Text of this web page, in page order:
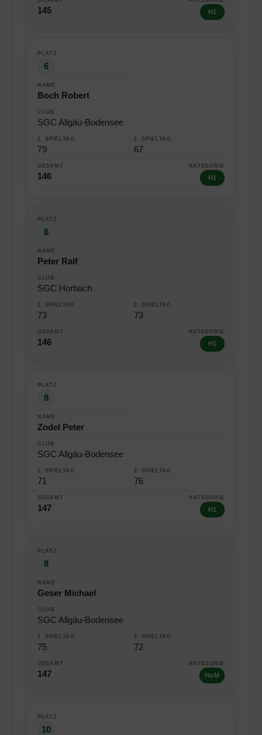
145 H1
6
Boch Robert
SGC Allgäu-Bodensee
79 67
146 H1
6
Peter Ralf
SGC Horbach
73 73
146 H1
8
Zodel Peter
SGC Allgäu-Bodensee
71 76
147 H1
8
Geser Michael
SGC Allgäu-Bodensee
75 72
147 HoM
10